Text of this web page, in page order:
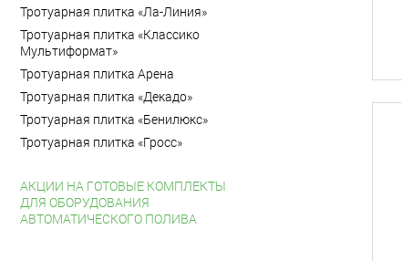
Тротуарная плитка «Ла-Линия»
Тротуарная плитка «Классико
Мультиформат»
Тротуарная плитка Арена
Тротуарная плитка «Декадо»
Тротуарная плитка «Бенилюкс»
Тротуарная плитка «Гросс»
АКЦИИ НА ГОТОВЫЕ КОМПЛЕКТЫ
ДЛЯ ОБОРУДОВАНИЯ
АВТОМАТИЧЕСКОГО ПОЛИВА